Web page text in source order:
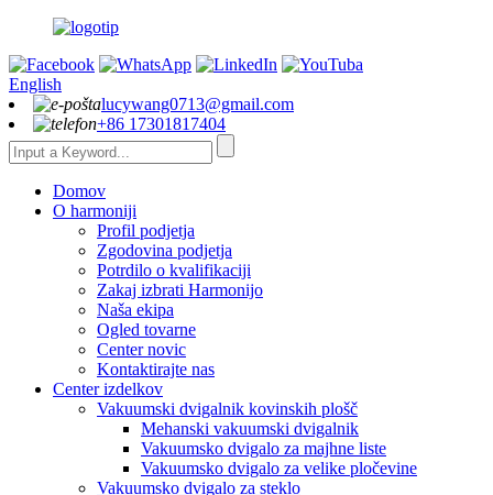
English
lucywang0713@gmail.com
+86 17301817404
Domov
O harmoniji
Profil podjetja
Zgodovina podjetja
Potrdilo o kvalifikaciji
Zakaj izbrati Harmonijo
Naša ekipa
Ogled tovarne
Center novic
Kontaktirajte nas
Center izdelkov
Vakuumski dvigalnik kovinskih plošč
Mehanski vakuumski dvigalnik
Vakuumsko dvigalo za majhne liste
Vakuumsko dvigalo za velike pločevine
Vakuumsko dvigalo za steklo